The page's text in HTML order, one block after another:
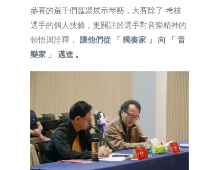
參賽的選手們匯聚展示琴藝，大賽除了 考核
選手的個人技藝，更關註於選手對音樂精神的
領悟與詮釋， 讓他們從 「 獨奏家 」 向 「 音
樂家 」 邁進 。